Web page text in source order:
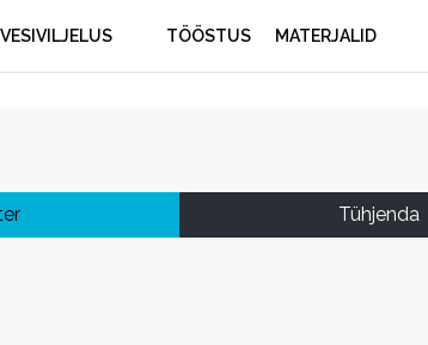
VESIVILJELUS TÖÖSTUS MATERJALID
Tühjenda